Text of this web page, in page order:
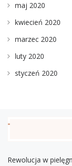
maj 2020
kwiecień 2020
marzec 2020
luty 2020
styczeń 2020
Rewolucja w